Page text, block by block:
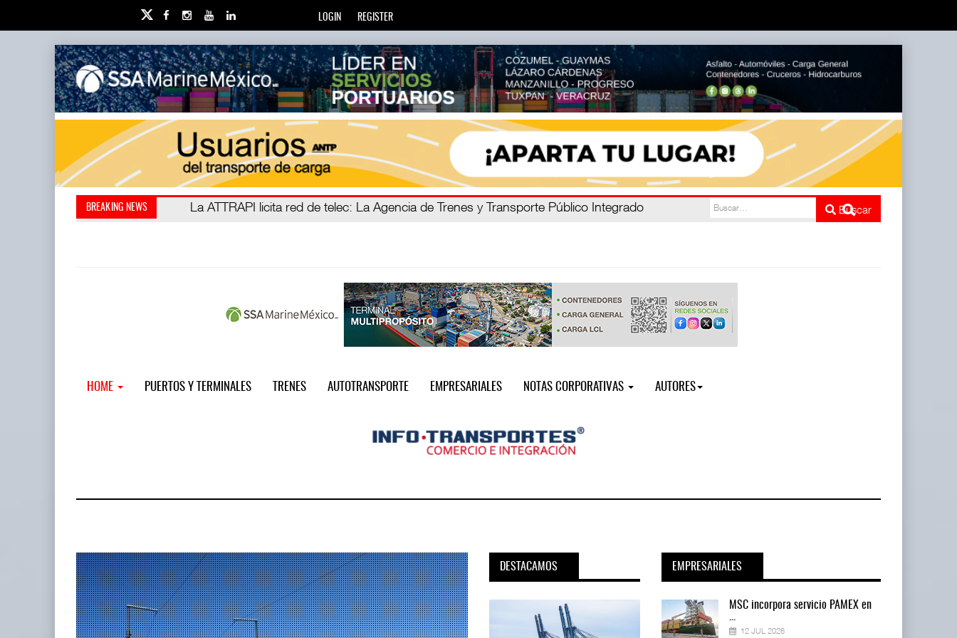
LOGIN REGISTER
BREAKING NEWS IT-ANÁLISIS: Puerto Lázaro C
La ATTRAPI licita red de telec: La Agencia de Trenes y Transporte Público Integrado
Buscar
HOME PUERTOS Y TERMINALES TRENES AUTOTRANSPORTE EMPRESARIALES NOTAS CORPORATIVAS AUTORES
DESTACAMOS EMPRESARIALES
MSC incorpora servicio PAMEX en
...
12 JUL 2026
MSC incorpora servicio PAMEX en
12 JUL 2026
MSC incorpora servicio PAMEX en
12 JUL 2026